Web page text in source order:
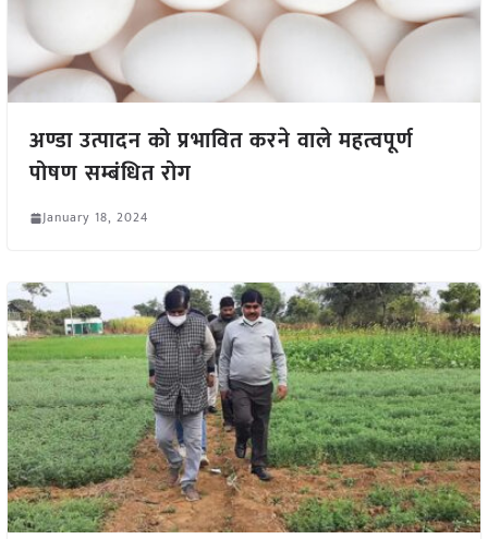
अण्डा उत्पादन को प्रभावित करने वाले महत्वपूर्ण
पोषण सम्बंधित रोग
January 18, 2024